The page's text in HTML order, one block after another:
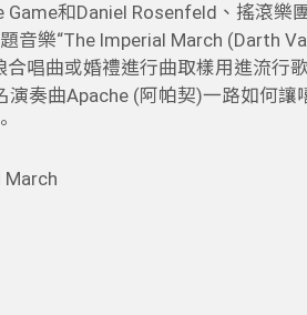
和Daniel Rosenfeld、搖滾樂
樂“The Imperial March (Darth
唱曲或婚禮進行曲取樣用進流行
奏曲Apache (阿帕契)一路如何讓
March